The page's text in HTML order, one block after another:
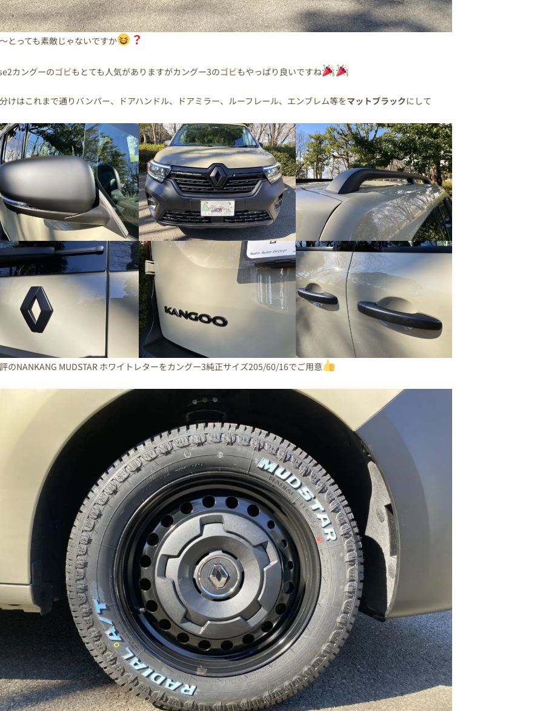
とっても素敵じゃないですか ？
カングーのゴビもとても人気がありますがカングー3のゴビもやっぱり良いですね
けはこれまで通りバンパー、ドアハンドル、ドアミラー、ルーフレール、エンブレム等をマットブラックにして
のNANKANG MUDSTAR ホワイトレターをカングー3純正サイズ205/60/16でご用意